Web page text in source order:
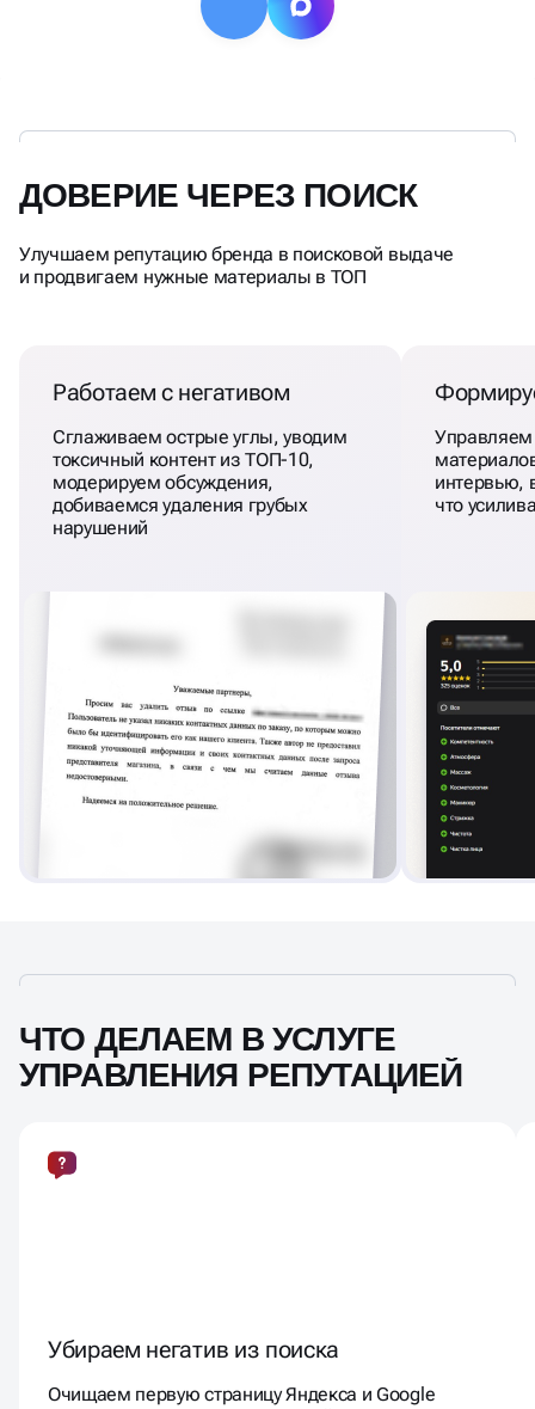
ДОВЕРИЕ ЧЕРЕЗ ПОИСК
Улучшаем репутацию бренда в поисковой выдаче
и продвигаем нужные материалы в ТОП
Работаем с негативом
Сглаживаем острые углы, уводим
токсичный контент из ТОП-10,
модерируем обсуждения,
добиваемся удаления грубых
нарушений
Управляем
интервью,
что
ЧТО ДЕЛАЕМ В УСЛУГЕ
УПРАВЛЕНИЯ РЕПУТАЦИЕЙ
Убираем негатив из поиска
Очищаем первую страницу Яндекса и Google